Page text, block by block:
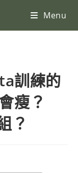
Menu
訓練的
瘦？
？